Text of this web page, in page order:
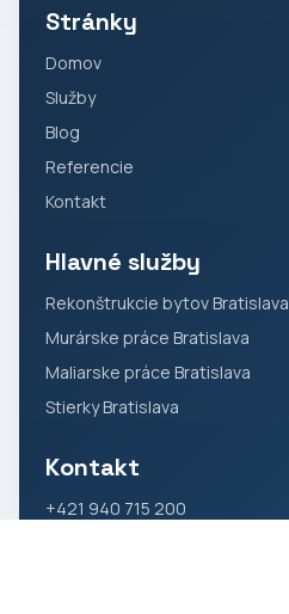
Stránky
Domov
Služby
Blog
Referencie
Kontakt
Hlavné služby
Rekonštrukcie bytov Bratislava
Murárske práce Bratislava
Maliarske práce Bratislava
Stierky Bratislava
Kontakt
+421 940 715 200